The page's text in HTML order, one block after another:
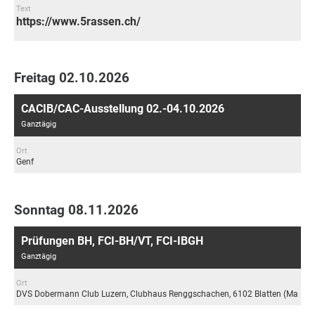
Text
https://www.5rassen.ch/
Freitag 02.10.2026
CACIB/CAC-Ausstellung 02.-04.10.2026
Ganztägig
Ort
Genf
Sonntag 08.11.2026
Prüfungen BH, FCI-BH/VT, FCI-IBGH
Ganztägig
Ort
DVS Dobermann Club Luzern, Clubhaus Renggschachen, 6102 Blatten